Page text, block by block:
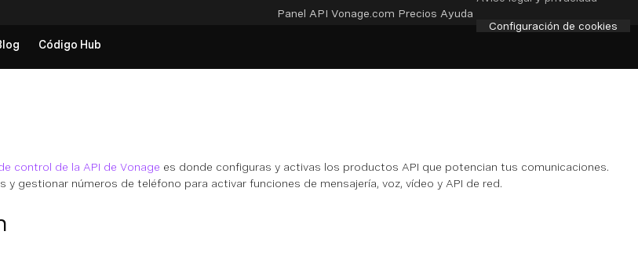
Panel API Vonage.com Precios Ayuda
Configuración de cookies
Código Hub
control de la API de Vonage es donde configuras y activas los productos API que potencian tus comunicaciones.
y gestionar números de teléfono para activar funciones de mensajería, voz, vídeo y API de red.